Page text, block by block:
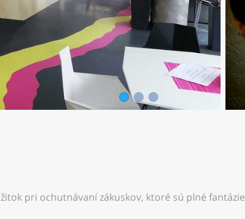
1 2 3
pri ochutnávaní zákuskov, ktoré sú plné fantázie